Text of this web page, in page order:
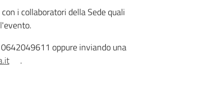
i collaboratori della Sede quali
oppure inviando una
.